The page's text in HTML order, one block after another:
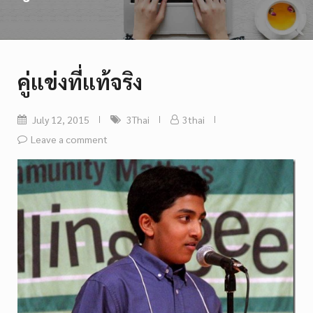
คู่แข่งที่แท้จริง
July 12, 2015 3Thai
3thai
Leave a comment